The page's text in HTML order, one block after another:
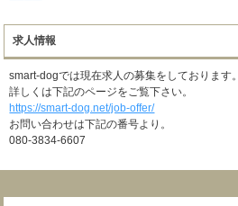
求人情報
smart-dogでは現在求人の募集をしております。
詳しくは下記のページをご覧下さい。
https://smart-dog.net/job-offer/
お問い合わせは下記の番号より。
080-3834-6607